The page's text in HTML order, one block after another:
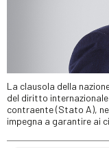
La clausola della
del diritto
contraente (Stato A),
impegna a garantire ai